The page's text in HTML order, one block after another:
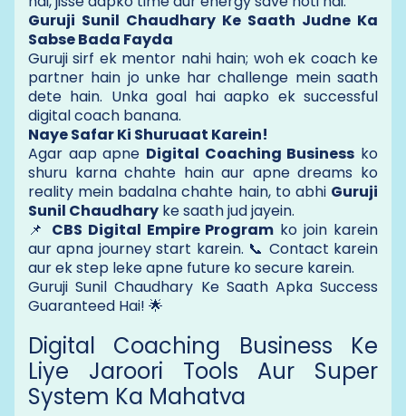
Guruji Sunil Chaudhary Ke Saath Judne Ka
Sabse Bada Fayda
Guruji sirf ek mentor nahi hain; woh ek coach ke
partner hain jo unke har challenge mein saath
dete hain. Unka goal hai aapko ek successful
digital coach banana.
Naye Safar Ki Shuruaat Karein!
Agar aap apne Digital Coaching Business ko
shuru karna chahte hain aur apne dreams ko
reality mein badalna chahte hain, to abhi Guruji
Sunil Chaudhary ke saath jud jayein.
📌 CBS Digital Empire Program ko join karein
aur apna journey start karein. 📞 Contact karein
aur ek step leke apne future ko secure karein.
Guruji Sunil Chaudhary Ke Saath Apka Success
Guaranteed Hai! 🌟
Digital Coaching Business Ke
Liye Jaroori Tools Aur Super
System Ka Mahatva